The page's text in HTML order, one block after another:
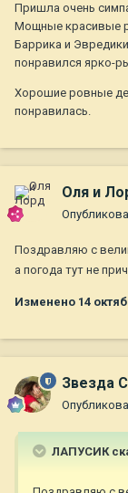
Пришла очень
Мощные красивые
Баррика и
понравился ярко-
Хорошие ровные
понравилась.
Оля и
Поздравляю с
а погода тут не
Изменено 14
Звезда
ЛАПУСИК